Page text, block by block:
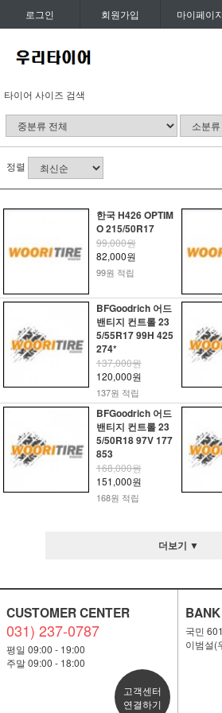
로그인 회원가입 마이페이지
타이어 사이즈 검색
정렬
한국 H426 OPTIM
O 215/50R17
99,000원
82,000원
99원 적립
BFGoodrich 어드
밴티지 컨트롤 23
5/55R17 99H 425
274*
137,000원
120,000원
137원 적립
BFGoodrich 어드
밴티지 컨트롤 23
5/50R18 97V 177
853
168,000원
151,000원
168원 적립
더보기 ▼
CUSTOMER CENTER
031) 237-0787
평일 09:00 - 19:00
주말 09:00 - 18:00
고객센터
연결하기
국민
이범설(